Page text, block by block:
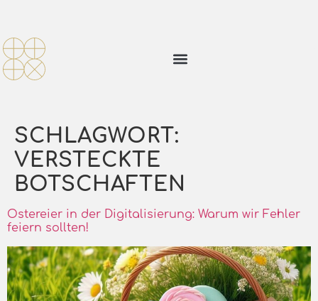
SCHLAGWORT:
VERSTECKTE
BOTSCHAFTEN
Ostereier in der Digitalisierung: Warum wir Fehler
feiern sollten!